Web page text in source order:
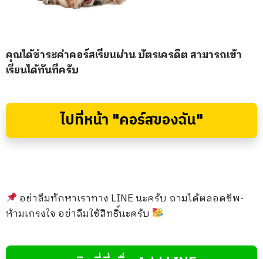
คุณได้ชำระค่าคอร์สเรียนผ่าน บัตรเครดิต สามารถเข้า
เรียนได้ทันทีครับ
ไปที่หน้า "คอร์สของฉัน"
อย่าลืมทักหาเราทาง LINE นะครับ ถามได้ตลอดชีพ-
ห้ามเกรงใจ อย่าลืมใช้สิทธิ์นะครับ